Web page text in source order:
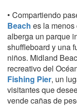
• Compartiendo
Beach es la
alberga un parque
shuffleboard y una
niños. Midland
recreativo del
Fishing Pier, un
visitantes que
vende cañas de